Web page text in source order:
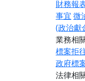
財務報
事宜 微
(政治獻
業務相
標案拒
政府標
法律相